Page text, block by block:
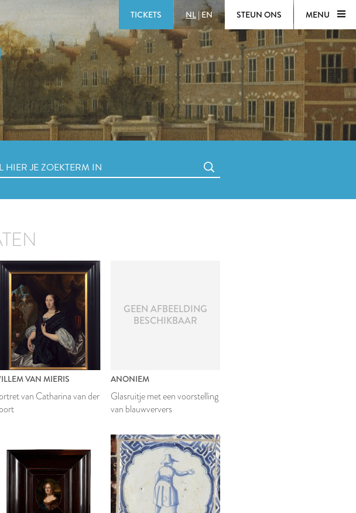
TICKETS NL| EN STEUN ONS MENU
VAN MIERIS
van Catharina van der
GEEN AFBEELDING
BESCHIKBAAR
ANONIEM
Glasruitje met een voorstelling
van blauwververs